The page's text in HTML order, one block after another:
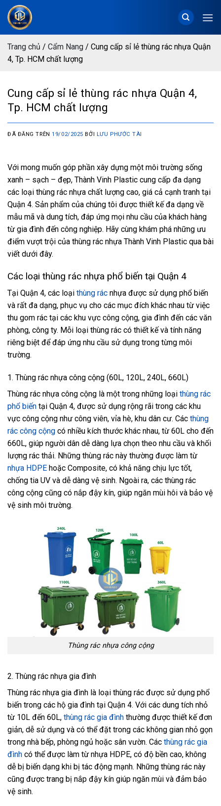
Chuyển
đến
dungTrang chủ / Cẩm Nang / Cung cấp sỉ lẻ thùng rác nhựa Quận
4, Tp. HCM chất lượng
Cung cấp sỉ lẻ thùng rác nhựa Quận 4,
Tp. HCM chất lượng
ĐÃ ĐĂNG TRÊN19/02/2025 BỞI LƯU PHƯỚC TÀI
Với mong muốn góp phần xây dựng một môi trường sống
xanh – sạch – đẹp, Thành Vinh Plastic cung cấp đa dạng
các loại thùng rác nhựa chất lượng cao, giá cả cạnh tranh tại
Quận 4. Sản phẩm của chúng tôi được thiết kế đa dạng về
mẫu mã và dung tích, đáp ứng mọi nhu cầu của khách hàng
từ gia đình đến công nghiệp. Hãy cùng khám phá những ưu
điểm vượt trội của thùng rác nhựa Thành Vinh Plastic qua bài
viết dưới đây.
Các loại thùng rác nhựa phổ biến tại Quận 4
Tại Quận 4, các loại thùng rác nhựa được sử dụng phổ biến
và rất đa dạng, phục vụ cho các mục đích khác nhau từ việc
thu gom rác tại các khu vực công cộng, gia đình đến các văn
phòng, công ty. Mỗi loại thùng rác có thiết kế và tính năng
riêng biệt để đáp ứng nhu cầu sử dụng trong từng môi
trường.
1. Thùng rác nhựa công cộng (60L, 120L, 240L, 660L)
Thùng rác nhựa công cộng là một trong những loại thùng rác
phổ biến tại Quận 4, được sử dụng rộng rãi trong các khu
vực công cộng như công viên, vỉa hè, khu dân cư. Các thùng
rác công cộng có nhiều kích thước khác nhau, từ 60L cho đến
660L, giúp người dân dễ dàng lựa chọn theo nhu cầu và khối
lượng rác thải. Những thùng rác này thường được làm từ
nhựa HDPE hoặc Composite, có khả năng chịu lực tốt,
chống tia UV và dễ dàng vệ sinh. Ngoài ra, các thùng rác
công cộng cũng có nắp đậy kín, giúp ngăn mùi hôi và bảo vệ
vệ sinh môi trường.
Thùng rác nhựa công cộng
2. Thùng rác nhựa gia đình
Thùng rác nhựa gia đình là loại thùng rác được sử dụng phổ
biến trong các hộ gia đình tại Quận 4. Với các dung tích nhỏ
từ 10L đến 60L, thùng rác gia đình thường được thiết kế đơn
giản, dễ sử dụng và có thể đặt trong các không gian nhỏ gọn
trong nhà bếp, phòng ngủ hoặc sân vườn. Các thùng rác gia
đình có thể được làm từ nhựa HDPE, có độ bền cao, không
dễ bị biến dạng khi bị tác động mạnh. Những thùng rác này
cũng được trang bị nắp đậy kín giúp ngăn mùi và đảm bảo
vệ sinh.